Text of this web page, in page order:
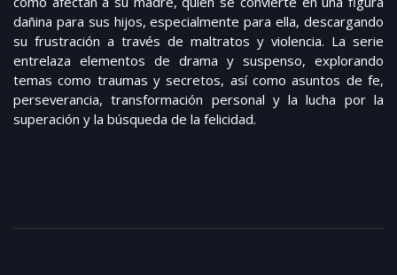
dañina para sus hijos, especialmente para ella, descargando
su frustración a través de maltratos y violencia. La serie
entrelaza elementos de drama y suspenso, explorando
temas como traumas y secretos, así como asuntos de fe,
perseverancia, transformación personal y la lucha por la
superación y la búsqueda de la felicidad.